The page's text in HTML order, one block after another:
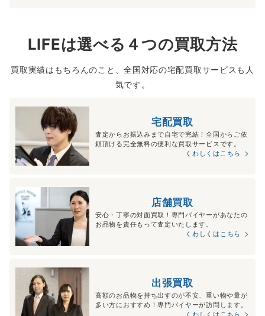
LIFEは選べる４つの買取方法
買取実績はもちろんのこと、全国対応の宅配買取サービスも人
気です。
宅配買取
査定からお振込みまで自宅で完結！全国からご依
頼頂ける完全無料の便利な買取サービスです。
くわしくはこちら
店舗買取
安心・丁寧の対面買取！専門バイヤーがあなたの
お品物を責任もって査定いたします。
くわしくはこちら
出張買取
高額のお品物を持ち出すのが不安、重い物や量が
多い方におすすめ！専門バイヤーが訪問します。
くわしくはこちら